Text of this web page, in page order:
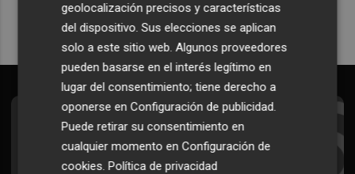
Suscríbete al Boletín
Todos los días a primera hora en tu email
geolocalización precisos y características
del dispositivo. Sus elecciones se aplican
solo a este sitio web. Algunos proveedores
pueden basarse en el interés legítimo en
lugar del consentimiento; tiene derecho a
oponerse enConfiguración de publicidad.
Puede retirar su consentimiento en
cualquier momento enConfiguración de
cookies.Política de privacidad